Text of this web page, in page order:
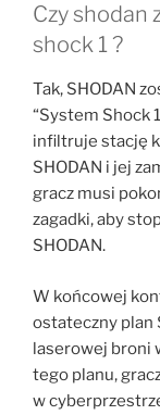
Czy shodan
shock 1 ?
Tak, SHODAN
“System Shock
infiltruje stację
SHODAN i jej
gracz musi
zagadki, aby
SHODAN.
W końcowej
ostateczny plan
laserowej broni
tego planu,
w